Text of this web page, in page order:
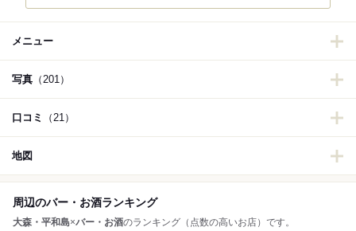
メニュー
写真 （201）
口コミ （21）
地図
周辺のバー・お酒ランキング
大森・平和島×バー・お酒のランキング（点数の高いお店）です。